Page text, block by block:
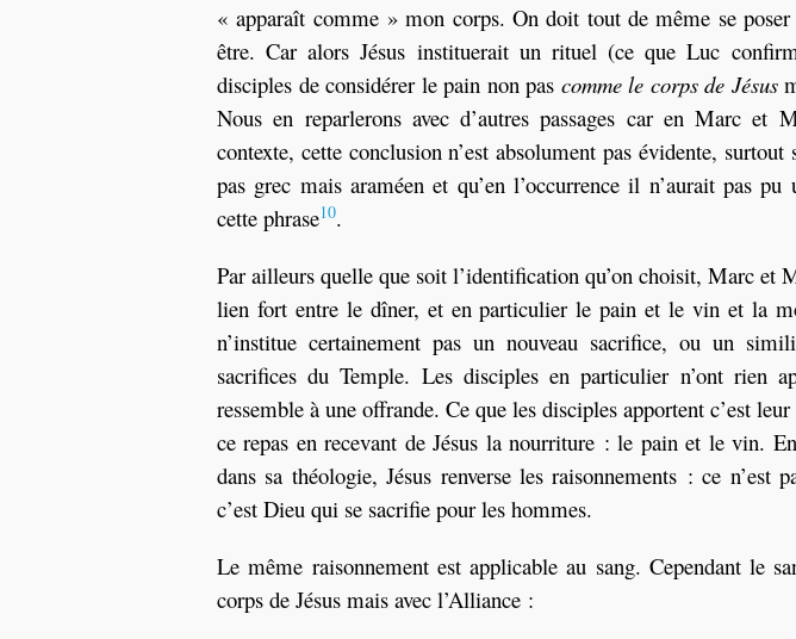
« apparaît comme » mon corps. On doit tout de même se
être. Car alors Jésus instituerait un rituel (ce que Luc
disciples de considérer le pain non pas comme le corps de Jésus
Nous en reparlerons avec d’autres passages car en Marc et
contexte, cette conclusion n’est absolument pas évidente,
pas grec mais araméen et qu’en l’occurrence il n’aurait pas
cette phrase10.
Par ailleurs quelle que soit l’identification qu’on choisit, Marc et
lien fort entre le dîner, et en particulier le pain et le vin et la
n’institue certainement pas un nouveau sacrifice, ou un
sacrifices du Temple. Les disciples en particulier n’ont rien
ressemble à une offrande. Ce que les disciples apportent c’est
ce repas en recevant de Jésus la nourriture : le pain et le vin.
dans sa théologie, Jésus renverse les raisonnements : ce n’est
c’est Dieu qui se sacrifie pour les hommes.
Le même raisonnement est applicable au sang. Cependant le
corps de Jésus mais avec l’Alliance :